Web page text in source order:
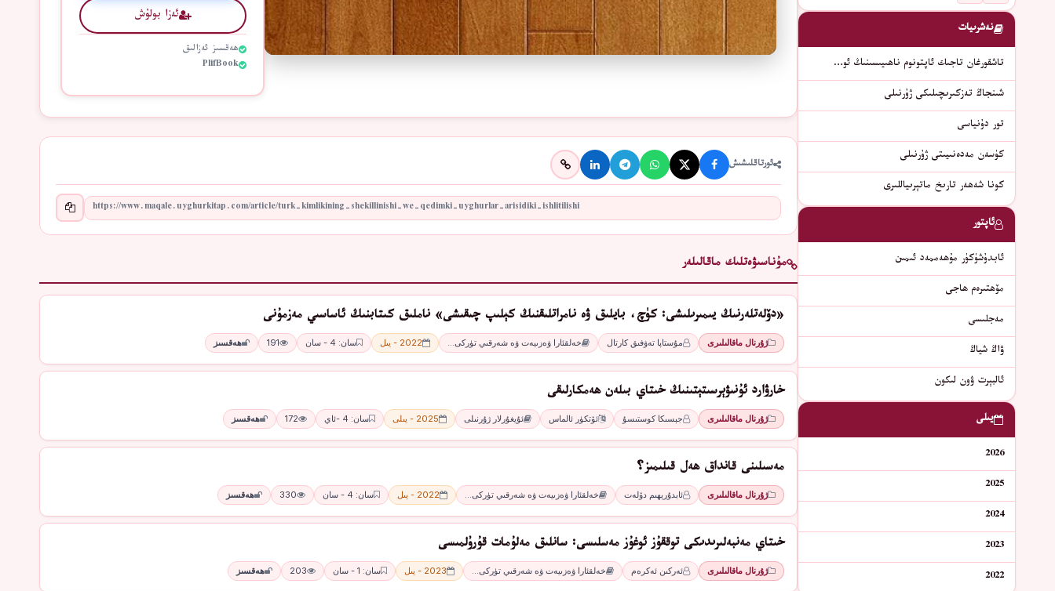
ئەزا بولۇش
ھەقسىز ئەزالىق
PlifBook
ئورتاقلىشىش
مۇناسىۋەتلىك ماقالىلەر
«دۆلەتلەرنىڭ يىمىرىلىشى: كۈچ، بايلىق ۋە نامراتلىقنىڭ كېلىپ چىقىشى» ناملىق كىتابنىڭ ئاساسىي مەزمۇنى
ژۇرنال ماقالىلىرى مۇستاپا تەۋفىق كارتال خەلقئارا ۋەزىيەت ۋە شەرقىي تۈركى… 2022 - يىل سان: 4 - سان 191 ھەقسىز
ﺧﺎﺭﯞﺍﺭﺩ ﺋﯘﻧﯩﯟﯦﺮﺳﯩﺘﯧﺘﯩﻨﯩﯔ ﺧﯩﺘﺎﻱ ﺑﯩﻠﻪﻥ ھەمكارلىقى
ژۇرنال ماقالىلىرى ﺟﯧﺴﯩﻜﺎ ﻛﻮﺳﺘﯩﺴﯘ ﺋﯚﺗﻜﯜﺭ ﺋﺎﻟﻤﺎﺱ ئۇيغۇرلار ژۇرنىلى 2025 - يىلى سان: 4 -ئاي 172 ھەقسىز
مەسىلىنى قانداق ھەل قىلىمىز؟
ژۇرنال ماقالىلىرى ئابدۇرېھىم دۆلەت خەلقئارا ۋەزىيەت ۋە شەرقىي تۈركى… 2022 - يىل سان: 4 - سان 330 ھەقسىز
خىتاي مەنبەلىرىدىكى توققۇز ئوغۇز مەسلىسى: سانلىق مەلۇمات قۇرۇلمىسى
ژۇرنال ماقالىلىرى ئەركىن ئەكرەم خەلقئارا ۋەزىيەت ۋە شەرقىي تۈركى… 2023 - يىل سان: 1 - سان 203 ھەقسىز
نەشرىيات
تاشقورغان تاجىك ئاپتونوم ناھىيىسىنىڭ ئو…
شىنجاڭ تەزكىرىچىلىكى ژۇرنىلى
تور دۇنياسى
كۈسەن مەدەنىيىتى ژۇرنىلى
كونا شەھەر تارىخ ماتېرىياللىرى
ئاپتور
ئابدۇشۈكۈر مۇھەممەد ئىمىن
مۆھتىرەم ھاجى
مەجلىسى
ۋاڭ شياڭ
ئالبېرت ۋون لىكون
يىلى
2026
2025
2024
2023
2022